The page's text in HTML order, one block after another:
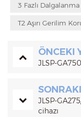
3 Fazlı
T2 Aşırı Gerilim
ÖNCEKI
JLSP-
JLSP-
cihazı